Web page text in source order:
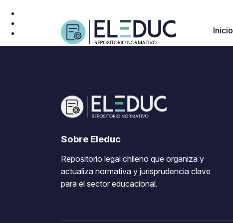
Inicio
Sobre Eleduc
Repositorio legal chileno que organiza y
actualiza normativa y jurisprudencia clave
para el sector educacional.